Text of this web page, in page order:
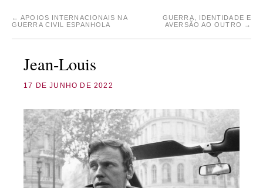
← APOIOS INTERNACIONAIS NA
GUERRA CIVIL ESPANHOLA
GUERRA, IDENTIDADE E
AVERSÃO AO OUTRO
→
Jean-Louis
17 DE JUNHO DE 2022